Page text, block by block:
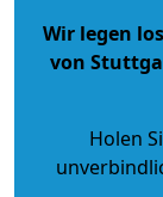
Wir legen
von
Holen